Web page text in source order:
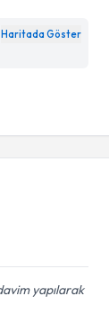
Haritada Göster
yapılarak